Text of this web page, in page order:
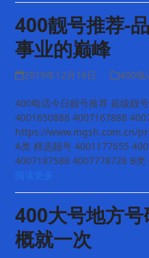
400靓号推荐-
事业的巅峰
2019年12月16日 400电
400电话今日靓号推荐 超级靓
4001650888 4007167888
https://www.mgsh.com.cn/
A类 精选靓号 4001177655
4007187588 4007778728 B
阅读更多
400大号地方
概就一次